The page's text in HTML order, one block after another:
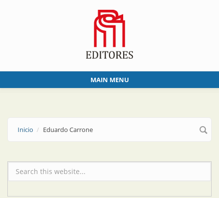
MAIN MENU
Inicio Eduardo Carrone
Formulario de búsqueda